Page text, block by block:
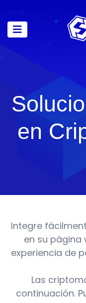
en
Integre
en su página
experiencia de
Las
continuación.